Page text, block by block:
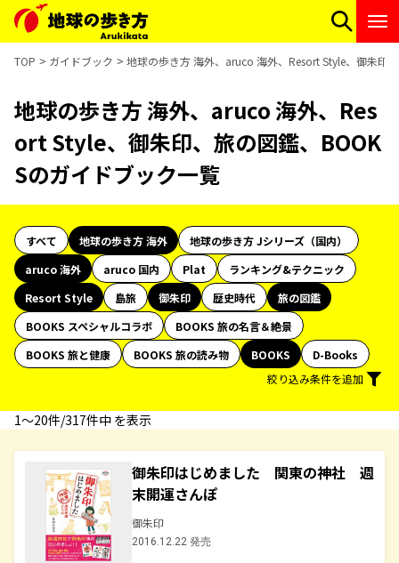
TOP ガイドブック 地球の歩き方 海外、aruco 海外、Resort Style、御朱印
地球の歩き方 海外、aruco 海外、Res
ort Style、御朱印、旅の図鑑、BOOK
Sのガイドブック一覧
すべて 地球の歩き方 海外
地球の歩き方 Jシリーズ（国内）
aruco 海外
aruco 国内 Plat
ランキング&テクニック
Resort Style
島旅 御朱印 歴史時代
旅の図鑑
BOOKS スペシャルコラボ
BOOKS 旅の名言＆絶景
BOOKS 旅と健康
BOOKS 旅の読み物 BOOKS
D-Books
絞り込み条件を追加
1〜20件/317件中 を表示
御朱印はじめました 関東の神社 週
末開運さんぽ
御朱印
2016.12.22 発売